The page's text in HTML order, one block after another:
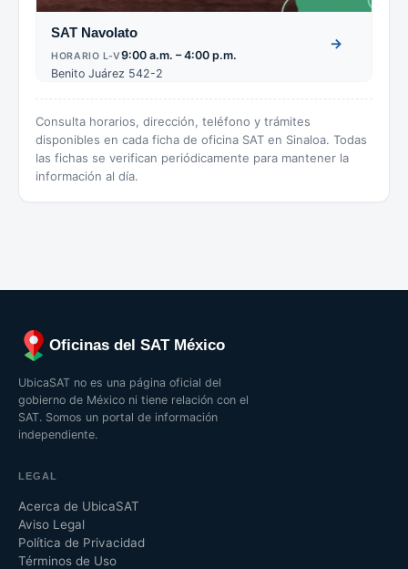
SAT Navolato
HORARIO L-V9:00 a.m. – 4:00 p.m.
Benito Juárez 542-2
→
Consulta horarios, dirección, teléfono y trámites
disponibles en cada ficha de oficina SAT en Sinaloa. Todas
las fichas se verifican periódicamente para mantener la
información al día.
Oficinas del SAT México
UbicaSAT no es una página oficial del
gobierno de México ni tiene relación con el
SAT. Somos un portal de información
independiente.
LEGAL
Acerca de UbicaSAT
Aviso Legal
Política de Privacidad
Términos de Uso